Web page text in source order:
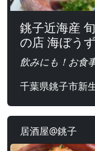
銚子近海産
の店 海ぼうず
飲みにも！お食
千葉県銚子市新
居酒屋@銚子